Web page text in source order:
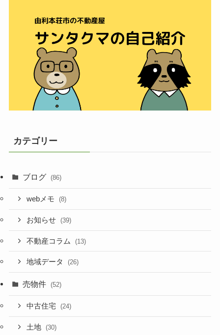
カテゴリー
ブログ (86)
webメモ (8)
お知らせ (39)
不動産コラム (13)
地域データ (26)
売物件 (52)
中古住宅 (24)
土地 (30)